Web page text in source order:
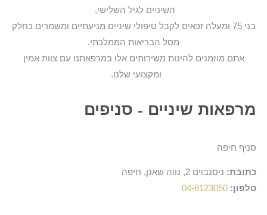
השיניים לגיל השלישי,
בני 75 ומעלה זכאים לקבל טיפולי שיניים מניעתיים ומשמרים כחלק
מסל הבריאות הממלכתי.
אתם מוזמנים להינות משירותים אלו במרפאתנו עם צוות אמין
ומקצועי שלנו.
מרפאות שיניים - סניפים
סניף חיפה
כתובת: ניסנבוים 2, נווה שאנן, חיפה
טלפון: 04-8123050